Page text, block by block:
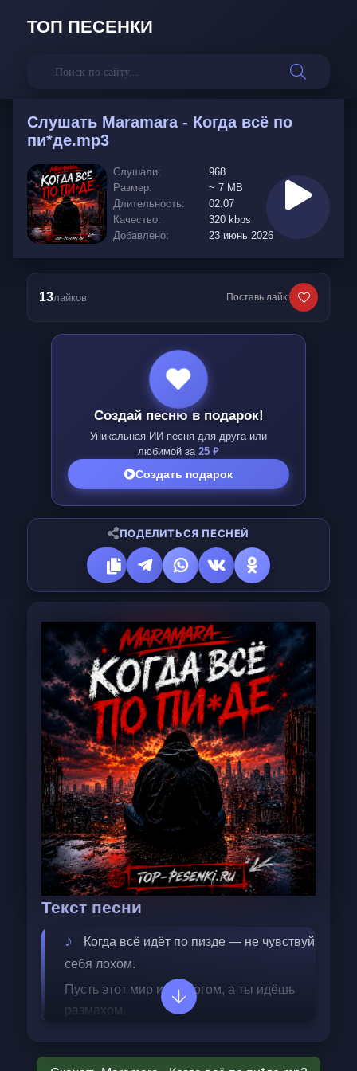
ТОП ПЕСЕНКИ
Слушать Maramara - Когда всё по
пи*де.mp3
Слушали:
968
Размер:
~ 7 MB
Длительность:
02:07
Качество:
320 kbps
Добавлено:
23 июнь 2026
13лайков Поставь лайк:
Создай песню в подарок!
Уникальная ИИ-песня для друга или
любимой за 25 ₽
Создать подарок
ПОДЕЛИТЬСЯ ПЕСНЕЙ
Текст песни
Когда всё идёт по пизде — не чувствуй
себя лохом.
Пусть этот мир идёт богом, а ты идёшь
размахом.
жестоко,